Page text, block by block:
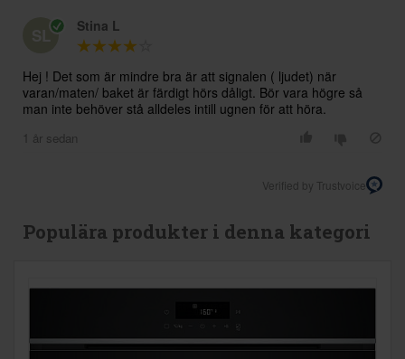
Stina L
Hej ! Det som är mindre bra är att signalen ( ljudet) när
varan/maten/ baket är färdigt hörs dåligt. Bör vara högre så
man inte behöver stå alldeles intill ugnen för att höra.
1 år sedan
Verified by Trustvoice
Populära produkter i denna kategori